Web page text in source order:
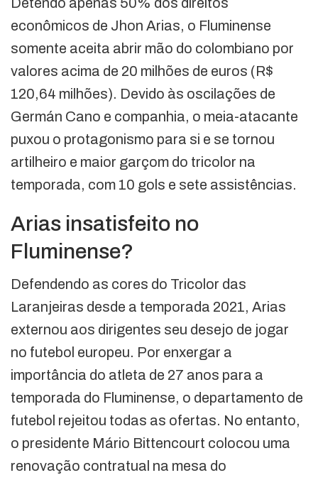
econômicos de Jhon Arias, o Fluminense
somente aceita abrir mão do colombiano por
valores acima de 20 milhões de euros (R$
120,64 milhões). Devido às oscilações de
Germán Cano e companhia, o meia-atacante
puxou o protagonismo para si e se tornou
artilheiro e maior garçom do tricolor na
temporada, com 10 gols e sete assistências.
Arias insatisfeito no
Fluminense?
Defendendo as cores do Tricolor das
Laranjeiras desde a temporada 2021, Arias
externou aos dirigentes seu desejo de jogar
no futebol europeu. Por enxergar a
importância do atleta de 27 anos para a
temporada do Fluminense, o departamento de
futebol rejeitou todas as ofertas. No entanto,
o presidente Mário Bittencourt colocou uma
renovação contratual na mesa do